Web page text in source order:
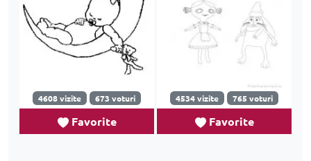
4608 vizite 673 voturi
Favorite
4534 vizite 765 voturi
Favorite